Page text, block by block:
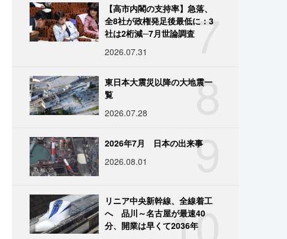
7
【高市内閣の支持率】急落、
全8社が政権発足後最低に：3
社は2桁減─7月世論調査
2026.07.31
8
東日本大震災以降の大地震一
覧
2026.07.28
9
2026年7月 日本の出来事
2026.08.01
10
リニア中央新幹線、全線着工
へ 品川～名古屋が最速40
分、開業は早くて2036年